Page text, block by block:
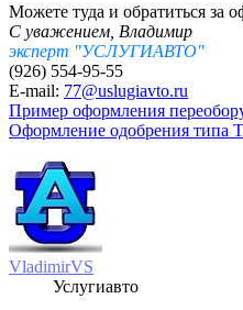
Можете туда и обратиться
С уважением, Владимир
эксперт "УСЛУГИАВТО"
(926) 554-95-55
E-mail: 77@uslugiavto.ru
Пример оформления
Оформление одобрения
VladimirVS
Услугиавто